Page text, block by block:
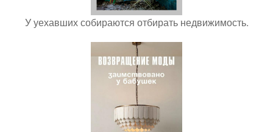
У уехавших собираются отбирать недвижимость.